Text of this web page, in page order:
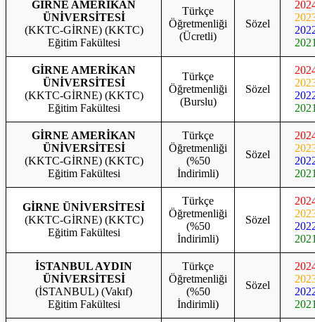
GİRNE AMERİKAN
ÜNİVERSİTESİ
(KKTC-GİRNE) (KKTC)
Eğitim Fakültesi
Türkçe
Öğretmenliği
(Ücretli)
Sözel
GİRNE AMERİKAN
ÜNİVERSİTESİ
(KKTC-GİRNE) (KKTC)
Eğitim Fakültesi
Türkçe
Öğretmenliği
(Burslu)
Sözel
GİRNE AMERİKAN
ÜNİVERSİTESİ
(KKTC-GİRNE) (KKTC)
Eğitim Fakültesi
Türkçe
Öğretmenliği
(%50
İndirimli)
Sözel
GİRNE ÜNİVERSİTESİ
(KKTC-GİRNE) (KKTC)
Eğitim Fakültesi
Türkçe
Öğretmenliği
(%50
İndirimli)
Sözel
İSTANBUL AYDIN
ÜNİVERSİTESİ
(İSTANBUL) (Vakıf)
Eğitim Fakültesi
Türkçe
Öğretmenliği
(%50
İndirimli)
Sözel